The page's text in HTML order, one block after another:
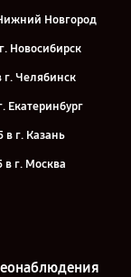
Новгород
Новосибирск
г. Челябинск
Екатеринбург
в г. Казань
в г. Москва